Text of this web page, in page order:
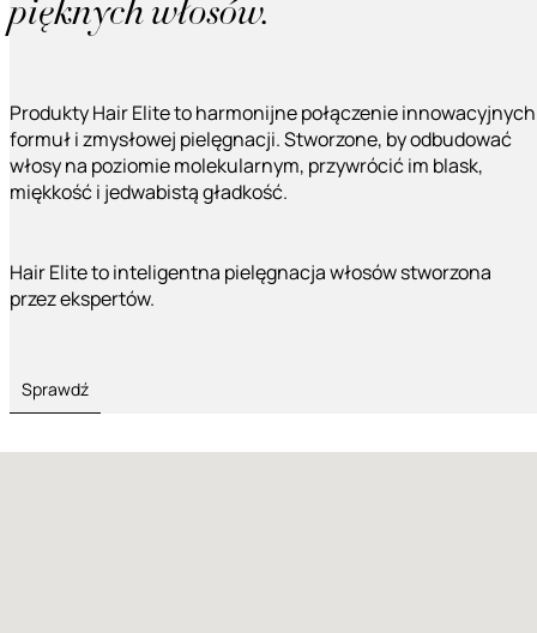
pięknych włosów.
Produkty Hair Elite to harmonijne połączenie innowacyjnych
formuł i zmysłowej pielęgnacji. Stworzone, by odbudować
włosy na poziomie molekularnym, przywrócić im blask,
miękkość i jedwabistą gładkość.
Hair Elite to inteligentna pielęgnacja włosów stworzona
przez ekspertów.
Sprawdź